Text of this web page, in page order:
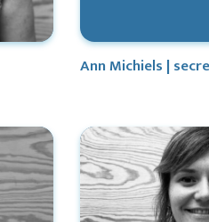
Ann Michiels |